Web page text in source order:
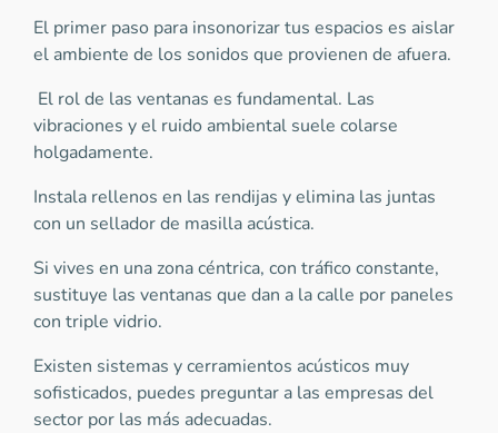
El primer paso para insonorizar tus espacios es aislar
el ambiente de los sonidos que provienen de afuera.
El rol de las ventanas es fundamental. Las
vibraciones y el ruido ambiental suele colarse
holgadamente.
Instala rellenos en las rendijas y elimina las juntas
con un sellador de masilla acústica.
Si vives en una zona céntrica, con tráfico constante,
sustituye las ventanas que dan a la calle por paneles
con triple vidrio.
Existen sistemas y cerramientos acústicos muy
sofisticados, puedes preguntar a las empresas del
sector por las más adecuadas.